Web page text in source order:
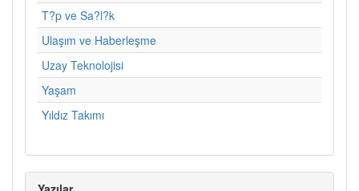
T?p ve Sa?l?k
Ulaşım ve Haberleşme
Uzay Teknolojisi
Yaşam
Yıldız Takımı